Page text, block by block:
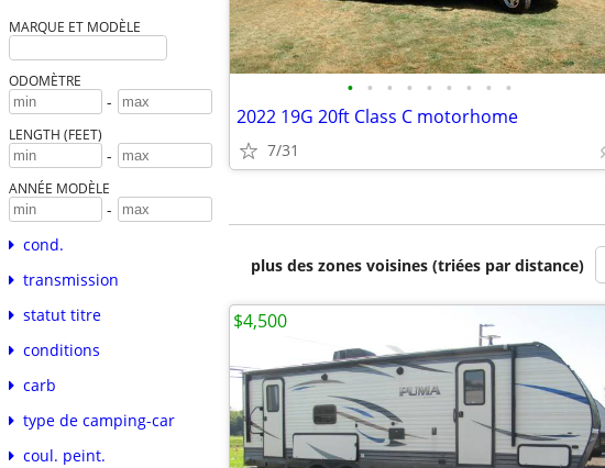
MARQUE ET MODÈLE
ODOMÈTRE
-
LENGTH (FEET)
-
ANNÉE MODÈLE
-
cond.
transmission
statut titre
conditions
carb
type de camping-car
coul. peint.
• • • • • • • • •
2022 19G 20ft Class C motorhome
7/31
plus des zones voisines (triées par distance)
$4,500